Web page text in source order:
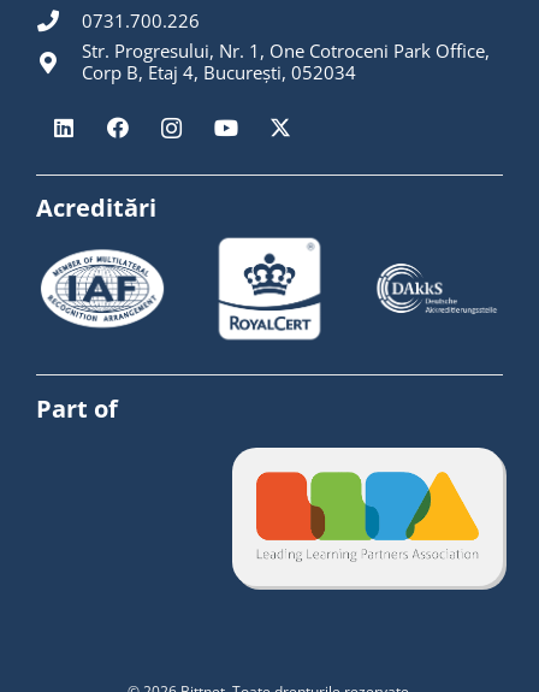
0731.700.226
Str. Progresului, Nr. 1, One Cotroceni Park Office,
Corp B, Etaj 4, București, 052034
Acreditări
Part of